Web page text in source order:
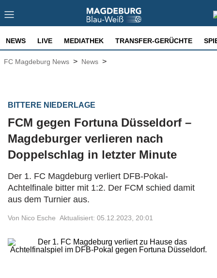
NEWS LIVE MEDIATHEK TRANSFER-GERÜCHTE
FC Magdeburg News > News >
BITTERE NIEDERLAGE
FCM gegen Fortuna Düsseldorf –
Magdeburger verlieren nach
Doppelschlag in letzter Minute
Der 1. FC Magdeburg verliert DFB-Pokal-
Achtelfinale bitter mit 1:2. Der FCM schied damit
aus dem Turnier aus.
Von Nico Esche Aktualisiert: 05.12.2023, 20:01